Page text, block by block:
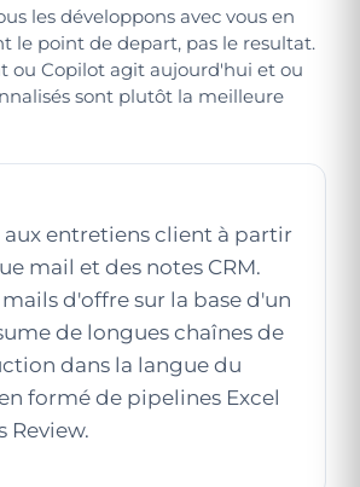
les développons avec vous en
le point de depart, pas le resultat.
ou Copilot agit aujourd'hui et ou
sont plutôt la meilleure
aux entretiens client à partir
mail et des notes CRM.
d'offre sur la base d'un
de longues chaînes de
dans la langue du
formé de pipelines Excel
Review.